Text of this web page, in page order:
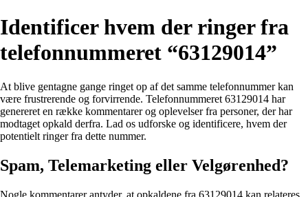
Identificer hvem der ringer fra
telefonnummeret “63129014”
At blive gentagne gange ringet op af det samme telefonnummer kan
være frustrerende og forvirrende. Telefonnummeret 63129014 har
genereret en række kommentarer og oplevelser fra personer, der har
modtaget opkald derfra. Lad os udforske og identificere, hvem der
potentielt ringer fra dette nummer.
Spam, Telemarketing eller Velgørenhed?
Nogle kommentarer antyder, at opkaldene fra 63129014 kan relateres